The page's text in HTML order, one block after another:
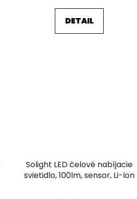
DETAIL
Solight LED čelové nabíjacie
svietidlo, 100lm, sensor, Li-Ion